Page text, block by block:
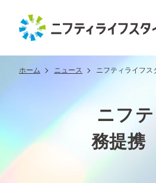
ホーム ニュース ニフティライフス
ニフ
務提携